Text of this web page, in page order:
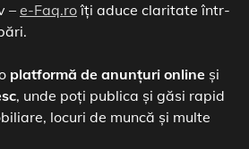
– e-Faq.roîți aduce claritate într-
platformă de anunțuri online și
, unde poți publica și găsi rapid
locuri de muncă și multe